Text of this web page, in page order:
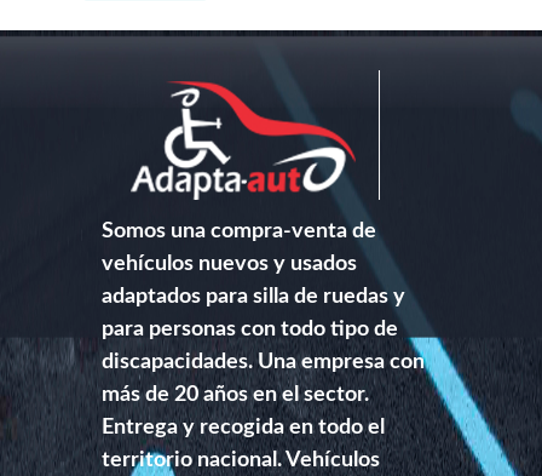
Somos una compra-venta de
vehículos nuevos y usados
adaptados para silla de ruedas y
para personas con todo tipo de
discapacidades. Una empresa con
más de 20 años en el sector.
Entrega y recogida en todo el
territorio nacional. Vehículos